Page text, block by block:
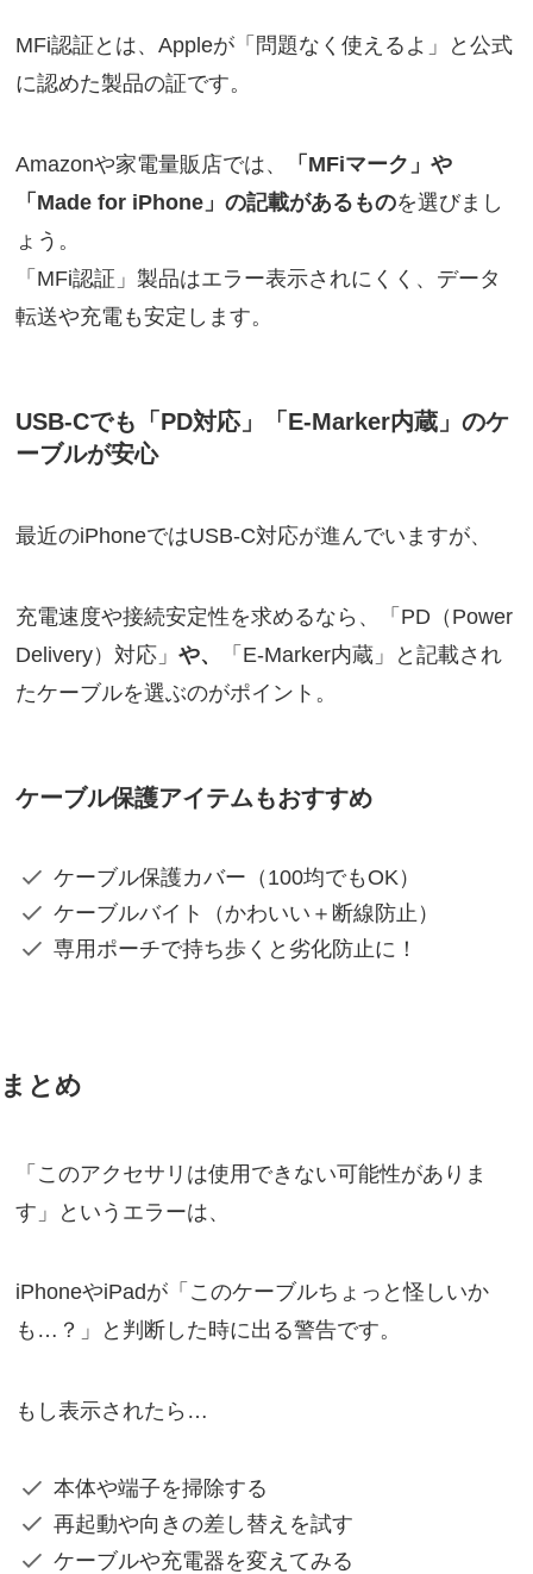
MFi認証とは、Appleが「問題なく使えるよ」と公式
に認めた製品の証です。
Amazonや家電量販店では、
「MFiマーク」や
「Made for iPhone」の記載があるものを選びまし
ょう。
「MFi認証」製品はエラー表示されにくく、データ
転送や充電も安定します。
USB-Cでも「PD対応」「E-Marker内蔵」のケ
ーブルが安心
最近のiPhoneではUSB-C対応が進んでいますが、
充電速度や接続安定性を求めるなら、「PD（Power
Delivery）対応」や、
「E-Marker内蔵」と記載され
たケーブルを選ぶのがポイント。
ケーブル保護アイテムもおすすめ
ケーブル保護カバー（100均でもOK）
ケーブルバイト（かわいい＋断線防止）
専用ポーチで持ち歩くと劣化防止に！
まとめ
「このアクセサリは使用できない可能性がありま
す」というエラーは、
iPhoneやiPadが「このケーブルちょっと怪しいか
も…？」と判断した時に出る警告です。
もし表示されたら…
本体や端子を掃除する
再起動や向きの差し替えを試す
ケーブルや充電器を変えてみる